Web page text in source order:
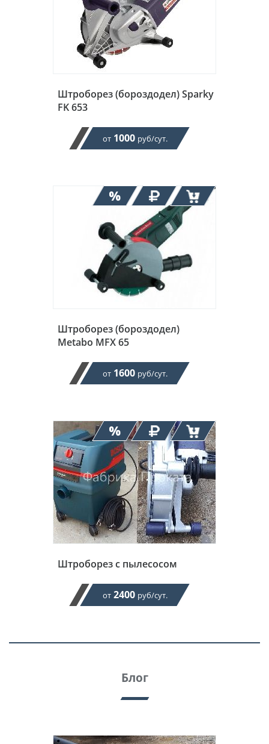
Штроборез (бороздодел) Sparky
FK 653
от 1000 руб/сут.
Штроборез (бороздодел)
Metabo MFX 65
от 1600 руб/сут.
Штроборез с пылесосом
от 2400 руб/сут.
Блог